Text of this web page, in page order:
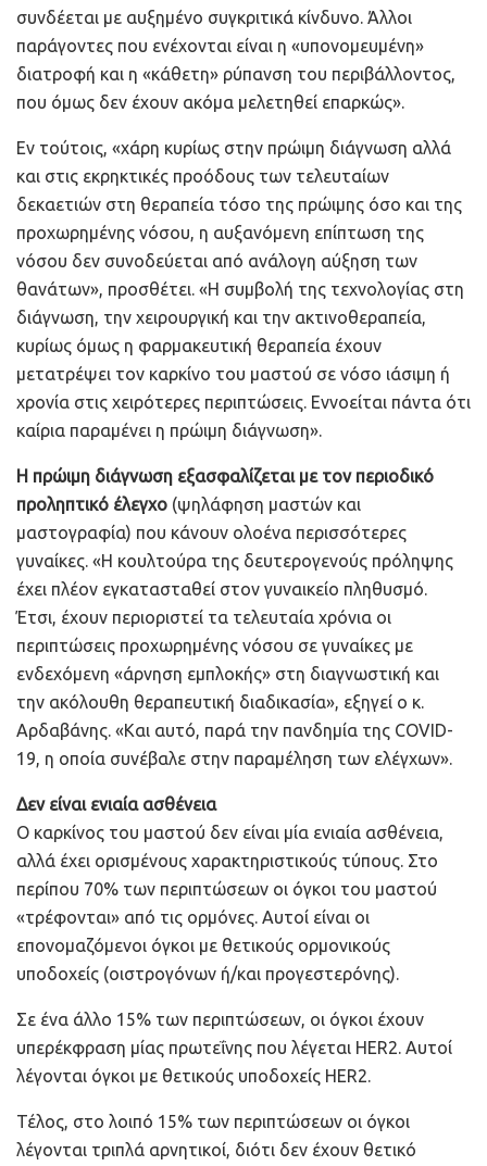
συνδέεται με αυξημένο συγκριτικά κίνδυνο. Άλλοι
παράγοντες που ενέχονται είναι η «υπονομευμένη»
διατροφή και η «κάθετη» ρύπανση του περιβάλλοντος,
που όμως δεν έχουν ακόμα μελετηθεί επαρκώς».
Εν τούτοις, «χάρη κυρίως στην πρώιμη διάγνωση αλλά
και στις εκρηκτικές προόδους των τελευταίων
δεκαετιών στη θεραπεία τόσο της πρώιμης όσο και της
προχωρημένης νόσου, η αυξανόμενη επίπτωση της
νόσου δεν συνοδεύεται από ανάλογη αύξηση των
θανάτων», προσθέτει. «Η συμβολή της τεχνολογίας στη
διάγνωση, την χειρουργική και την ακτινοθεραπεία,
κυρίως όμως η φαρμακευτική θεραπεία έχουν
μετατρέψει τον καρκίνο του μαστού σε νόσο ιάσιμη ή
χρονία στις χειρότερες περιπτώσεις. Εννοείται πάντα ότι
καίρια παραμένει η πρώιμη διάγνωση».
Η πρώιμη διάγνωση εξασφαλίζεται με τον περιοδικό
προληπτικό έλεγχο (ψηλάφηση μαστών και
μαστογραφία) που κάνουν ολοένα περισσότερες
γυναίκες. «Η κουλτούρα της δευτερογενούς πρόληψης
έχει πλέον εγκατασταθεί στον γυναικείο πληθυσμό.
Έτσι, έχουν περιοριστεί τα τελευταία χρόνια οι
περιπτώσεις προχωρημένης νόσου σε γυναίκες με
ενδεχόμενη «άρνηση εμπλοκής» στη διαγνωστική και
την ακόλουθη θεραπευτική διαδικασία», εξηγεί ο κ.
Αρδαβάνης. «Και αυτό, παρά την πανδημία της COVID-
19, η οποία συνέβαλε στην παραμέληση των ελέγχων».
Δεν είναι ενιαία ασθένεια
Ο καρκίνος του μαστού δεν είναι μία ενιαία ασθένεια,
αλλά έχει ορισμένους χαρακτηριστικούς τύπους. Στο
περίπου 70% των περιπτώσεων οι όγκοι του μαστού
«τρέφονται» από τις ορμόνες. Αυτοί είναι οι
επονομαζόμενοι όγκοι με θετικούς ορμονικούς
υποδοχείς (οιστρογόνων ή/και προγεστερόνης).
Σε ένα άλλο 15% των περιπτώσεων, οι όγκοι έχουν
υπερέκφραση μίας πρωτεΐνης που λέγεται HER2. Αυτοί
λέγονται όγκοι με θετικούς υποδοχείς HER2.
Τέλος, στο λοιπό 15% των περιπτώσεων οι όγκοι
λέγονται τριπλά αρνητικοί, διότι δεν έχουν θετικό